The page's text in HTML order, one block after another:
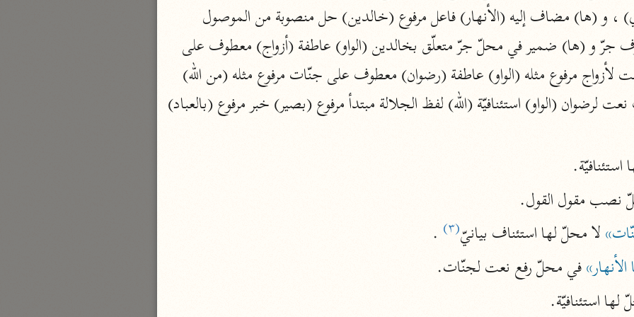
نحو ١١ مجلدًا
التسهيل لعلوم التنزيل
ابن جُزَيّ (٧٤١ هـ)
نحو ٣ مجلدات
مفاتيح الغيب
فخر الدين الرازي (٦٠٦ هـ)
نحو مجلد
تيسير الكريم الرحمن
السعدي (١٣٧٦ هـ)
نحو ٤ مجلدات
أيسر التفاسير
نصب مقول القول.
لا محلّ لها استئناف بيانيّ(٣)
.
في محلّ رفع نعت لجنّات.